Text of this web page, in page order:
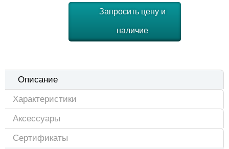
Запросить цену и
наличие
Описание
Характеристики
Аксессуары
Сертификаты